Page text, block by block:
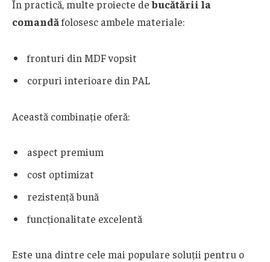
În practică, multe proiecte debucătării la
comandăfolosesc ambele materiale:
fronturi din MDF vopsit
corpuri interioare din PAL
Această combinație oferă:
aspect premium
cost optimizat
rezistență bună
funcționalitate excelentă
Este una dintre cele mai populare soluții pentru o